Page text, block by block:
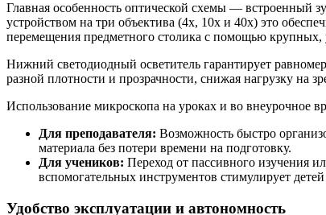
Главная особенность оптической схемы — встроенный
устройством на три объектива (4х, 10х и 40х) это
перемещения предметного столика с помощью
Нижний светодиодный осветитель гарантирует
разной плотности и прозрачности, снижая нагрузку на
Использование микроскопа на уроках и во внеурочное
Для преподавателя: Возможность быстро
материала без потери времени на подготовку.
Для учеников: Переход от пассивного изучения
вспомогательных инструментов стимулирует
Удобство эксплуатации и автономность